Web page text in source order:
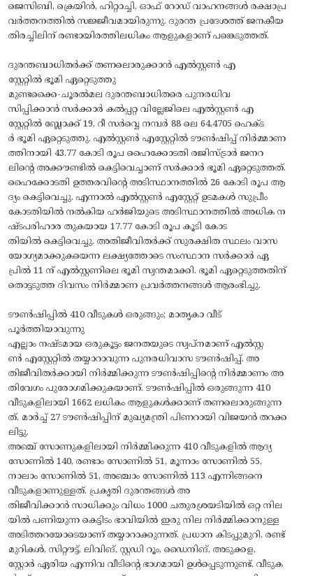
ജെസിബി, ക്രെയിന്‍, ഹിറ്റാച്ചി, ഓഫ് റോഡ് വാഹനങ്ങള്‍ രക്ഷാപ്ര
വര്‍ത്തനത്തില്‍ സജ്ജീവമായിരുന്നു. ദുരന്ത പ്രദേശത്ത് ജനകീയ
തിരച്ചിലിന് രണ്ടായിരത്തിലധികം ആളുകളാണ് പങ്കെടുത്തത്.
ദുരന്തബാധിതര്‍ക്ക് തണലൊരുക്കാന്‍ എല്‍സ്റ്റണ്‍ എ
സ്റ്റേറ്റില്‍ ഭൂമി ഏറ്റെടുത്തു
മുണ്ടക്കൈ-ചൂരല്‍മല ദുരന്തബാധിതരെ പുനരധിവ
സിപ്പിക്കാന്‍ സര്‍ക്കാര്‍ കല്‍പ്പറ്റ വില്ലേജിലെ എല്‍സ്റ്റണ്‍ എ
സ്റ്റേറ്റില്‍ ബ്ലോക്ക് 19, റീ സര്‍വ്വെ നമ്പര്‍ 88 ലെ 64.4705 ഹെക്ട
ര്‍ ഭൂമി ഏറ്റെടുത്തു. എല്‍സ്റ്റണ്‍ എസ്റ്റേറ്റില്‍ ടൗണ്‍ഷിപ്പ് നിര്‍മ്മാണ
ത്തിനായി 43.77 കോടി രൂപ ഹൈക്കോടതി രജിസ്ട്രാര്‍ ജനറ
ലിന്റെ അക്കൗണ്ടില്‍ കെട്ടിവെച്ചാണ് സര്‍ക്കാര്‍ ഭൂമി ഏറ്റെടുത്തത്.
ഹൈക്കോടതി ഉത്തരവിന്റെ അടിസ്ഥാനത്തില്‍ 26 കോടി രൂപ ആ
ദ്യം കെട്ടിവെച്ചു. എന്നാല്‍ എല്‍സ്റ്റണ്‍ എസ്റ്റേറ്റ് ഉടമകള്‍ സുപ്രീം
കോടതിയില്‍ നല്‍കിയ ഹര്‍ജിയുടെ അടിസ്ഥാനത്തില്‍ അധിക ന
ഷ്ടപരിഹാര തുകയായ 17.77 കോടി രൂപ കൂടി കോട
തിയില്‍ കെട്ടിവെച്ചു. അതിജീവിതര്‍ക്ക് സുരക്ഷിത സ്ഥലം വാസ
യോഗ്യമാക്കുകയെന്ന ലക്ഷ്യത്തോടെ സംസ്ഥാന സര്‍ക്കാര്‍ ഏ
പ്രില്‍ 11 ന് എല്‍സ്റ്റണിലെ ഭൂമി സ്വന്തമാക്കി. ഭൂമി ഏറ്റെടുത്തതിന്
തൊട്ടടുത്ത ദിവസം നിര്‍മ്മാണ പ്രവര്‍ത്തനങ്ങള്‍ ആരംഭിച്ചു.
ടൗണ്‍ഷിപ്പില്‍ 410 വീടുകള്‍ ഒരുങ്ങും; മാതൃകാ വീട്
പൂര്‍ത്തിയാവുന്നു
എല്ലാം നഷ്ടമായ ഒരുകൂട്ടം ജനതയുടെ സ്വപ്‌നമാണ് എല്‍സ്റ്റ
ണ്‍ എസ്റ്റേറ്റില്‍ തയ്യാറാവുന്ന പുനരധിവാസ ടൗണ്‍ഷിപ്പ്. അ
തിജീവിതര്‍ക്കായി നിര്‍മ്മിക്കുന്ന ടൗണ്‍ഷിപ്പിന്റെ നിര്‍മ്മാണം അ
തിവേഗം പുരോഗമിക്കുകയാണ്. ടൗണ്‍ഷിപ്പില്‍ ഒരുങ്ങുന്ന 410
വീടുകളിലായി 1662 ലധികം ആളുകള്‍ക്കാണ് തണലൊരുങ്ങുന്ന
ത്. മാര്‍ച്ച് 27 ടൗണ്‍ഷിപ്പിന് മുഖ്യമന്ത്രി പിണറായി വിജയന്‍ തറക്ക
ലിട്ടു.
അഞ്ച് സോണുകളിലായി നിര്‍മ്മിക്കുന്ന 410 വീടുകളില്‍ ആദ്യ
സോണില്‍ 140, രണ്ടാം സോണില്‍ 51, മൂന്നാം സോണില്‍ 55,
നാലാം സോണില്‍ 51, അഞ്ചാം സോണില്‍ 113 എന്നിങ്ങനെ
വീടുകളാണുള്ളത്. പ്രകൃതി ദുരന്തങ്ങള്‍ അ
തിജീവിക്കാന്‍ സാധിക്കും വിധം 1000 ചതുരശ്രയടിയില്‍ ഒറ്റ നില
യില്‍ പണിയുന്ന കെട്ടിടം ഭാവിയില്‍ ഇരു നില നിര്‍മ്മിക്കാനുള്ള
അടിത്തറയോടെയാണ് തയ്യാറാക്കുന്നത്. പ്രധാന കിടപ്പുമുറി, രണ്ട്
മുറികള്‍, സിറ്റൗട്ട്, ലിവിങ്, സ്റ്റഡി റൂം, ഡൈനിങ്, അടുക്കള,
സ്റ്റോര്‍ ഏരിയ എന്നിവ വീടിന്റെ ഭാഗമായി ഉള്‍പ്പെടുന്നുണ്ട്. വീടുക